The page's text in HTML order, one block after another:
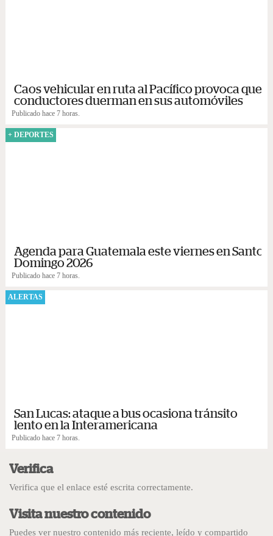
Caos vehicular en ruta al Pacífico provoca que
conductores duerman en sus automóviles
Publicado hace 7 horas.
+ DEPORTES
Agenda para Guatemala este viernes en Santo
Domingo 2026
Publicado hace 7 horas.
ALERTAS
San Lucas: ataque a bus ocasiona tránsito
lento en la Interamericana
Publicado hace 7 horas.
Verifica
Verifica que el enlace esté escrita correctamente.
Visita nuestro contenido
Puedes ver nuestro contenido más reciente, leído y compartido